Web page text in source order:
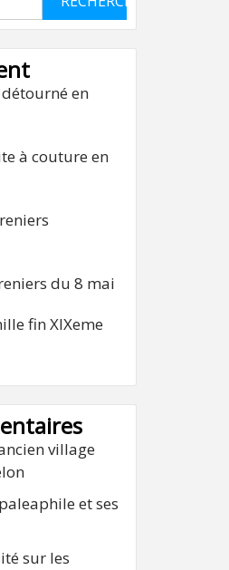
en
à couture en
du 8 mai
fin XIXeme
village
et ses
sur les